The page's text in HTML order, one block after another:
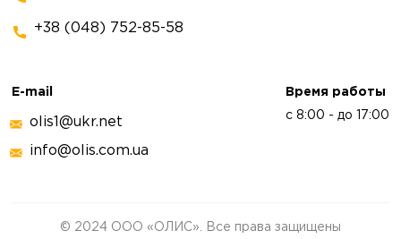
+38 (048) 752-85-58
E-mail
olis1@ukr.net
info@olis.com.ua
Время работы
с 8:00 - до 17:00
© 2024 ООО «ОЛИС». Все права защищены